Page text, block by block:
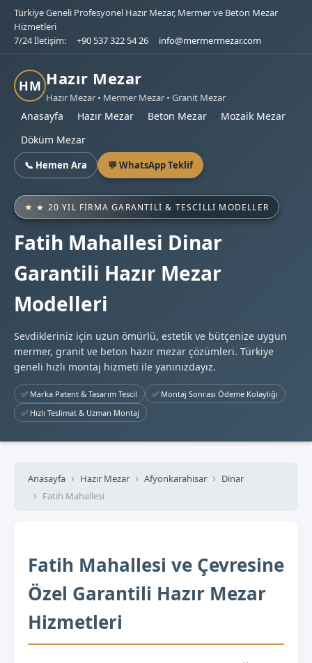
Türkiye Geneli Profesyonel Hazır Mezar, Mermer ve Beton Mezar
Hizmetleri
7/24 İletişim:
+90 537 322 54 26 info@mermermezar.com
HM Hazır Mezar
Hazır Mezar • Mermer Mezar • Granit Mezar
Anasayfa Hazır Mezar Beton Mezar
Mozaik Mezar
Döküm Mezar
📞 Hemen Ara 💬 WhatsApp Teklif
★ 20 YIL FIRMA GARANTILI & TESCILLI MODELLER
Fatih Mahallesi Dinar
Garantili Hazır Mezar
Modelleri
Sevdikleriniz için uzun ömürlü, estetik ve bütçenize uygun
mermer, granit ve beton hazır mezar çözümleri. Türkiye
geneli hızlı montaj hizmeti ile yanınızdayız.
✅ Marka Patent & Tasarım Tescil
✅ Montaj Sonrası Ödeme Kolaylığı
✅ Hızlı Teslimat & Uzman Montaj
Anasayfa Hazır Mezar Afyonkarahisar
Dinar
Fatih Mahallesi
Fatih Mahallesi ve Çevresine
Özel Garantili Hazır Mezar
Hizmetleri